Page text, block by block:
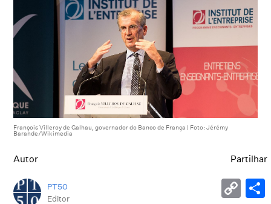
François Villeroy de Galhau, governador do Banco de França | Foto: Jérémy
Barande/Wikimedia
Autor
PT50
Editor
Partilhar